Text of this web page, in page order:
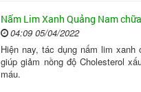
Nấm Lim Xanh Quảng Nam
04:09 05/04/2022
Hiện nay, tác dụng nấm lim
giúp giảm nồng độ Cholesterol
máu.